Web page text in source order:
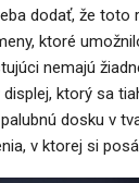
dodať, že toto
ktoré
nemajú
ktorý sa
dosku v
v ktorej si